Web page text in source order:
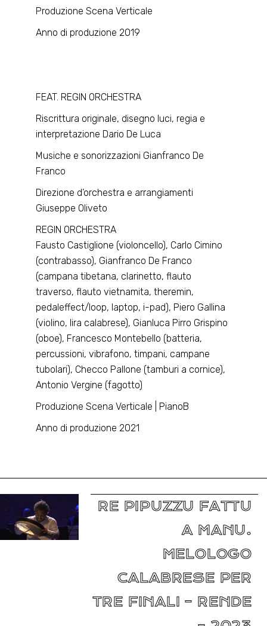
Produzione Scena Verticale
Anno di produzione 2019
FEAT. REGIN ORCHESTRA
Riscrittura originale, disegno luci, regia e
interpretazione Dario De Luca
Musiche e sonorizzazioni Gianfranco De
Franco
Direzione d’orchestra e arrangiamenti
Giuseppe Oliveto
REGIN ORCHESTRA
Fausto Castiglione (violoncello), Carlo Cimino
(contrabasso), Gianfranco De Franco
(campana tibetana, clarinetto, flauto
traverso, flauto vietnamita, theremin,
pedaleffect/loop, laptop, i-pad), Piero Gallina
(violino, lira calabrese), Gianluca Pirro Grispino
(oboe), Francesco Montebello (batteria,
percussioni, vibrafono, timpani, campane
tubolari), Checco Pallone (tamburi a cornice),
Antonio Vergine (fagotto)
Produzione Scena Verticale | PianoB
Anno di produzione 2021
RE PIPUZZU FATTU
A MANU.
MELOLOGO
CALABRESE PER
TRE FINALI – RENDE